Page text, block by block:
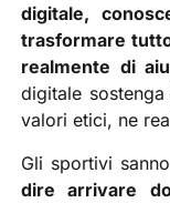
digitale,
trasformare
realmente di
digitale
valori etici, ne
Gli sportivi
dire arrivare